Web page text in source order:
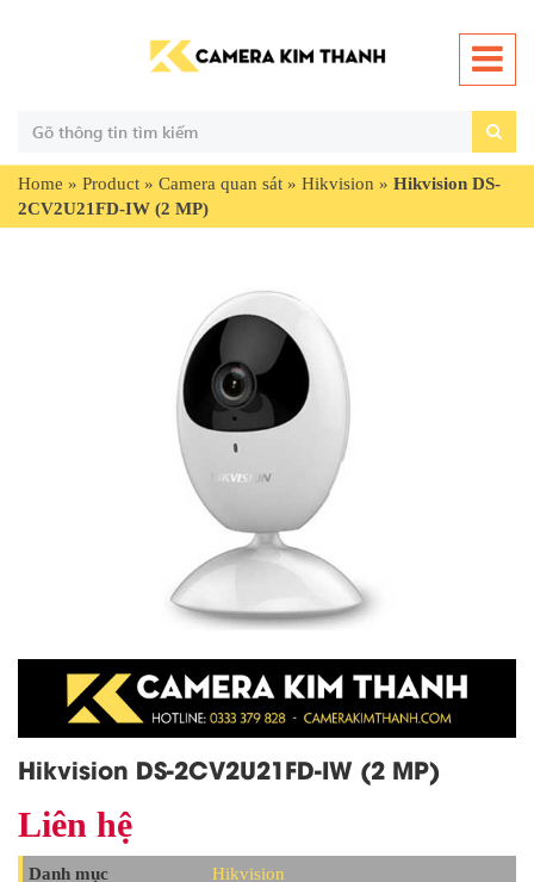
Home » Product » Camera quan sát » Hikvision » Hikvision DS-
2CV2U21FD-IW (2 MP)
Hikvision DS-2CV2U21FD-IW (2 MP)
Liên hệ
Danh mục Hikvision